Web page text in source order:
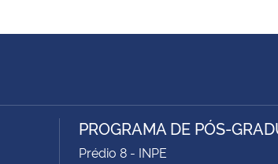
PROGRAMA DE PÓS-
Prédio 8 - INPE